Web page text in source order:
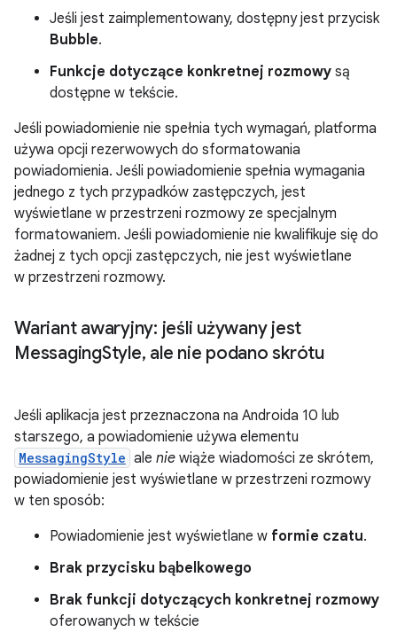
Jeśli jest zaimplementowany, dostępny jest przycisk
Bubble.
Funkcje dotyczące konkretnej rozmowy są
dostępne w tekście.
Jeśli powiadomienie nie spełnia tych wymagań, platforma
używa opcji rezerwowych do sformatowania
powiadomienia. Jeśli powiadomienie spełnia wymagania
jednego z tych przypadków zastępczych, jest
wyświetlane w przestrzeni rozmowy ze specjalnym
formatowaniem. Jeśli powiadomienie nie kwalifikuje się do
żadnej z tych opcji zastępczych, nie jest wyświetlane
w przestrzeni rozmowy.
Wariant awaryjny: jeśli używany jest
MessagingStyle, ale nie podano skrótu
Jeśli aplikacja jest przeznaczona na Androida 10 lub
starszego, a powiadomienie używa elementu
MessagingStyle ale nie wiąże wiadomości ze skrótem,
powiadomienie jest wyświetlane w przestrzeni rozmowy
w ten sposób:
Powiadomienie jest wyświetlane w formie czatu.
Brak przycisku bąbelkowego
Brak funkcji dotyczących konkretnej rozmowy
oferowanych w tekście